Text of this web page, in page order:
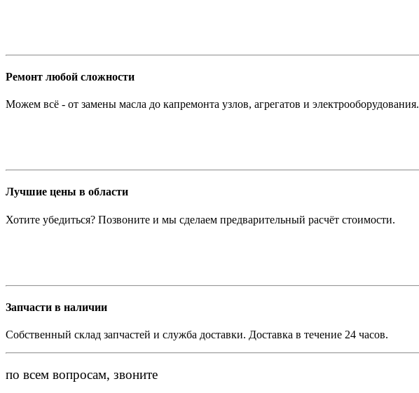
Ремонт любой сложности
Можем всё - от замены масла до капремонта узлов, агрегатов и электрооборудования.
Лучшие цены в области
Хотите убедиться? Позвоните и мы сделаем предварительный расчёт стоимости.
Запчасти в наличии
Собственный склад запчастей и служба доставки. Доставка в течение 24 часов.
по всем вопросам, звоните